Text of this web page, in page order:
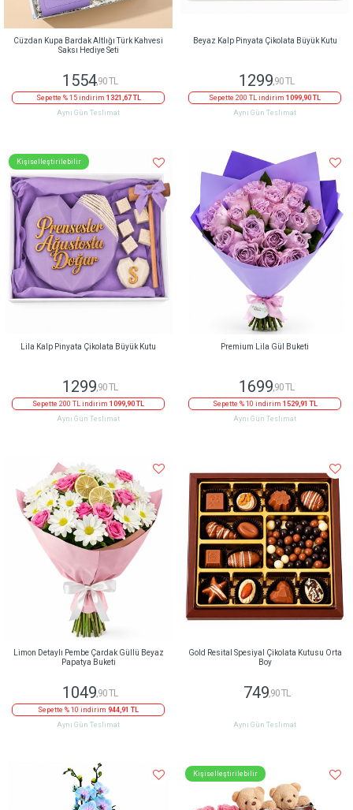
Cüzdan Kupa Bardak Altlığı Türk Kahvesi
Saksı Hediye Seti
1554,90 TL
Sepette % 15 indirim 1321,67 TL
Aynı Gün Teslimat
Beyaz Kalp Pinyata Çikolata Büyük Kutu
1299 ,90 TL
Sepette 200 TL indirim 1099,90 TL
Aynı Gün Teslimat
Kişiselleştirilebilir
Lila Kalp Pinyata Çikolata Büyük Kutu
1299,90 TL
Sepette 200 TL indirim 1099,90 TL
Aynı Gün Teslimat
Premium Lila Gül Buketi
1699,90 TL
Sepette % 10 indirim 1529,91 TL
Aynı Gün Teslimat
Limon Detaylı Pembe Çardak Güllü Beyaz
Papatya Buketi
1049,90 TL
Sepette % 10 indirim 944,91 TL
Aynı Gün Teslimat
Gold Resital Spesiyal Çikolata Kutusu Orta
Boy
749,90 TL
Aynı Gün Teslimat
Kişiselleştirilebilir